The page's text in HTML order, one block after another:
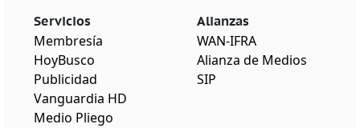
Servicios
Membresía
HoyBusco
Publicidad
Vanguardia HD
Medio Pliego
Alianzas
WAN-IFRA
Alianza de Medios
SIP